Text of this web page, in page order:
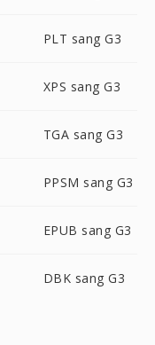
PLT sang G3
XPS sang G3
TGA sang G3
PPSM sang G3
EPUB sang G3
DBK sang G3